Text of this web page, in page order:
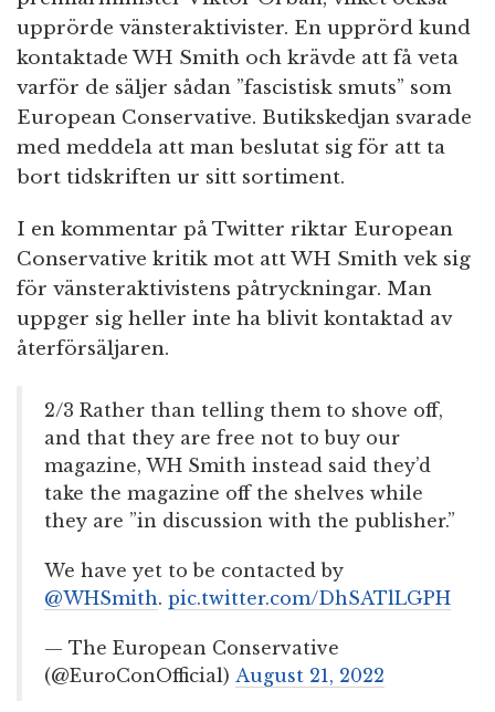
upprörde vänsteraktivister. En upprörd kund
kontaktade WH Smith och krävde att få veta
varför de säljer sådan ”fascistisk smuts” som
European Conservative. Butikskedjan svarade
med meddela att man beslutat sig för att ta
bort tidskriften ur sitt sortiment.
I en kommentar på Twitter riktar European
Conservative kritik mot att WH Smith vek sig
för vänsteraktivistens påtryckningar. Man
uppger sig heller inte ha blivit kontaktad av
återförsäljaren.
2/3 Rather than telling them to shove off,
and that they are free not to buy our
magazine, WH Smith instead said they’d
take the magazine off the shelves while
they are ”in discussion with the publisher.”
We have yet to be contacted by
@WHSmith. pic.twitter.com/DhSATlLGPH
— The European Conservative
(@EuroConOfficial) August 21, 2022